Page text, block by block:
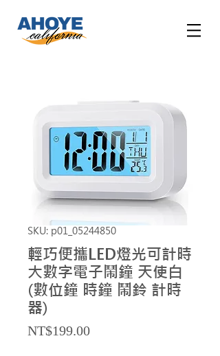
SKU: p01_05244850
輕巧便攜LED燈光可計時
大數字電子鬧鐘 天使白
(數位鐘 時鐘 鬧鈴 計時
器)
NT$199.00Price